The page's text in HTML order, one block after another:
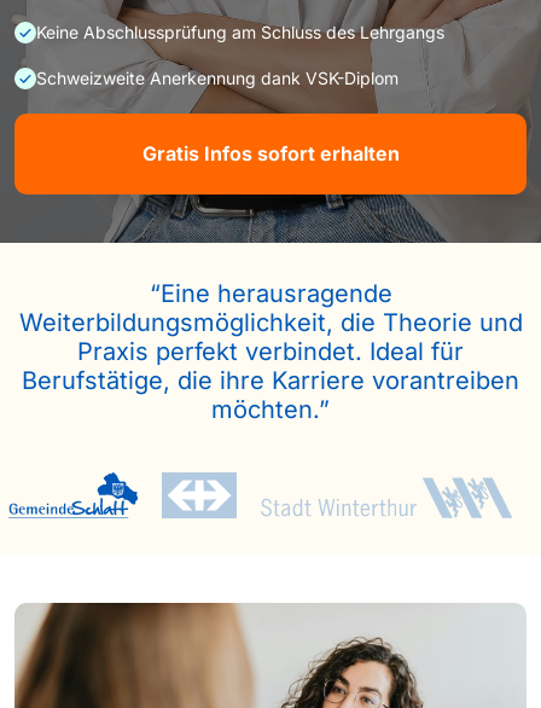
Keine Abschlussprüfung am Schluss des Lehrgangs
Schweizweite Anerkennung dank VSK-Diplom
Gratis Infos sofort erhalten
“Eine herausragende
Weiterbildungsmöglichkeit, die Theorie und
Praxis perfekt verbindet. Ideal für
Berufstätige, die ihre Karriere vorantreiben
möchten.”